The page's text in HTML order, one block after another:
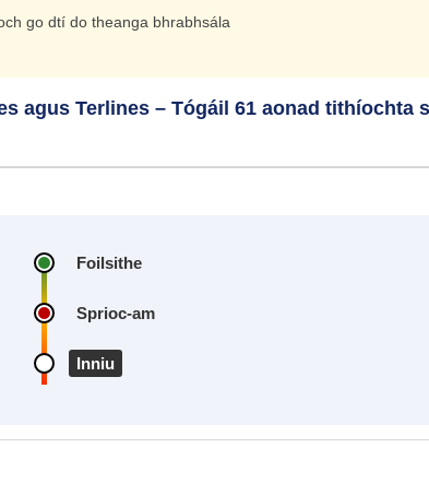
go dtí do theanga bhrabhsála
agus Terlines – Tógáil 61 aonad tithíochta
Foilsithe
Sprioc‑am
Inniu